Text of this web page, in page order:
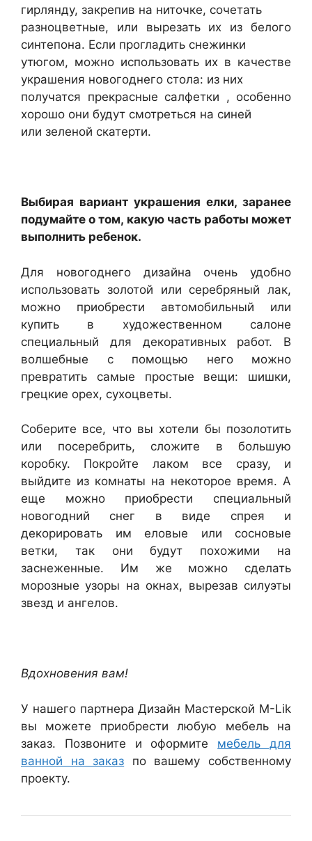
гирлянду, закрепив на ниточке, сочетать
разноцветные, или вырезать их из белого
синтепона. Если прогладить снежинки
утюгом, можно использовать их в качестве
украшения новогоднего стола: из них
получатся прекрасные салфетки , особенно
хорошо они будут смотреться на синей
или зеленой скатерти.
Выбирая вариант украшения елки, заранее
подумайте о том, какую часть работы может
выполнить ребенок.
Для новогоднего дизайна очень удобно
использовать золотой или серебряный лак,
можно приобрести автомобильный или
купить в художественном салоне
специальный для декоративных работ. В
волшебные с помощью него можно
превратить самые простые вещи: шишки,
грецкие орех, сухоцветы.
Соберите все, что вы хотели бы позолотить
или посеребрить, сложите в большую
коробку. Покройте лаком все сразу, и
выйдите из комнаты на некоторое время. А
еще можно приобрести специальный
новогодний снег в виде спрея и
декорировать им еловые или сосновые
ветки, так они будут похожими на
заснеженные. Им же можно сделать
морозные узоры на окнах, вырезав силуэты
звезд и ангелов.
Вдохновения вам!
У нашего партнера Дизайн Мастерской M-Lik
вы можете приобрести любую мебель на
заказ. Позвоните и оформите мебель для
ванной на заказ по вашему собственному
проекту.